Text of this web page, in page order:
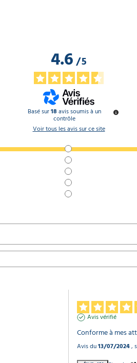
4.6/5
Basé sur18 avis soumis à un
contrôle
Voir tous les avis sur ce site
Avis vérifié
Conforme à mes
Avis du13/07/2024,